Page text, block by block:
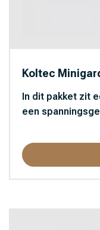
Koltec
In dit pakket zit
een